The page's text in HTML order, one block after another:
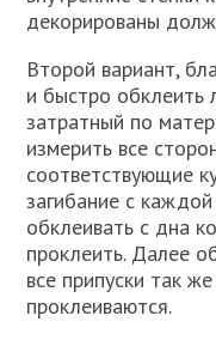
декорированы
Второй вариант,
и быстро обклеить
затратный по
измерить все
соответствующие
загибание с
обклеивать с дна
проклеить. Далее
все припуски так
проклеиваются.